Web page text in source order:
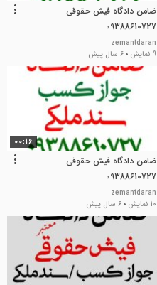
ضامن دادگاه فیش حقوقی
09388610727
zemantdaran
9 نمایش
6 سال پیش
00:16
ضامن دادگاه فیش حقوقی
09388610727
zemantdaran
10 نمایش
6 سال پیش